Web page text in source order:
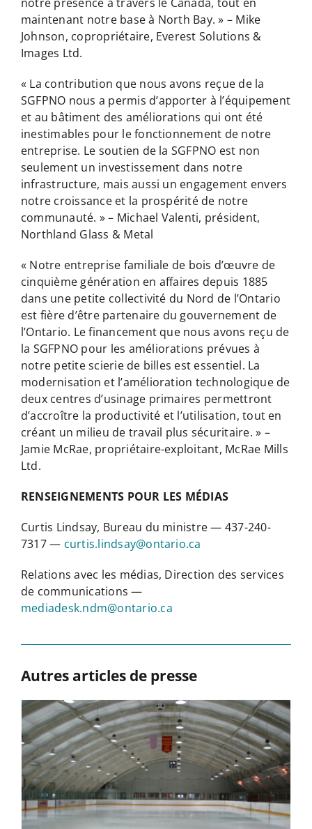
maintenant notre base à North Bay. » – Mike
Johnson, copropriétaire, Everest Solutions &
Images Ltd.
« La contribution que nous avons reçue de la
SGFPNO nous a permis d’apporter à l’équipement
et au bâtiment des améliorations qui ont été
inestimables pour le fonctionnement de notre
entreprise. Le soutien de la SGFPNO est non
seulement un investissement dans notre
infrastructure, mais aussi un engagement envers
notre croissance et la prospérité de notre
communauté. » – Michael Valenti, président,
Northland Glass & Metal
« Notre entreprise familiale de bois d’œuvre de
cinquième génération en affaires depuis 1885
dans une petite collectivité du Nord de l’Ontario
est fière d’être partenaire du gouvernement de
l’Ontario. Le financement que nous avons reçu de
la SGFPNO pour les améliorations prévues à
notre petite scierie de billes est essentiel. La
modernisation et l’amélioration technologique de
deux centres d’usinage primaires permettront
d’accroître la productivité et l’utilisation, tout en
créant un milieu de travail plus sécuritaire. » –
Jamie McRae, propriétaire-exploitant, McRae Mills
Ltd.
RENSEIGNEMENTS POUR LES MÉDIAS
Curtis Lindsay, Bureau du ministre — 437-240-
7317 — curtis.lindsay@ontario.ca
Relations avec les médias, Direction des services
de communications —
mediadesk.ndm@ontario.ca
Autres articles de presse